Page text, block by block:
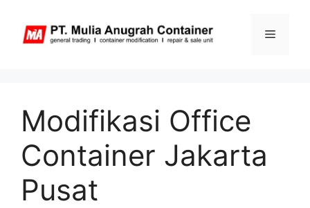
content
Menu
Modifikasi Office
Container Jakarta
Pusat